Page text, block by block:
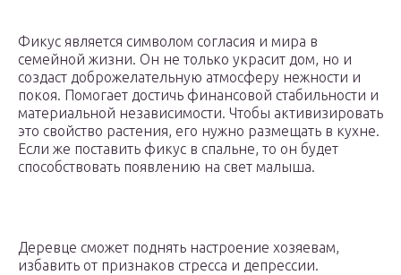
Фикус является символом согласия и мира в
семейной жизни. Он не только украсит дом, но и
создаст доброжелательную атмосферу нежности и
покоя. Помогает достичь финансовой стабильности и
материальной независимости. Чтобы активизировать
это свойство растения, его нужно размещать в кухне.
Если же поставить фикус в спальне, то он будет
способствовать появлению на свет малыша.
Деревце сможет поднять настроение хозяевам,
избавить от признаков стресса и депрессии.